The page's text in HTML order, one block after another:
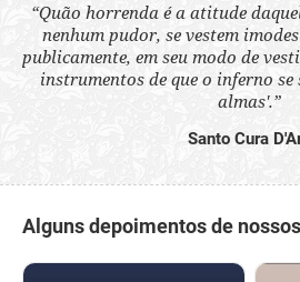
“Quão horrenda é a atitude
nenhum pudor, se vestem
publicamente, em seu modo de
instrumentos de que o inferno
almas'.”
Santo Cura
Alguns depoimentos de